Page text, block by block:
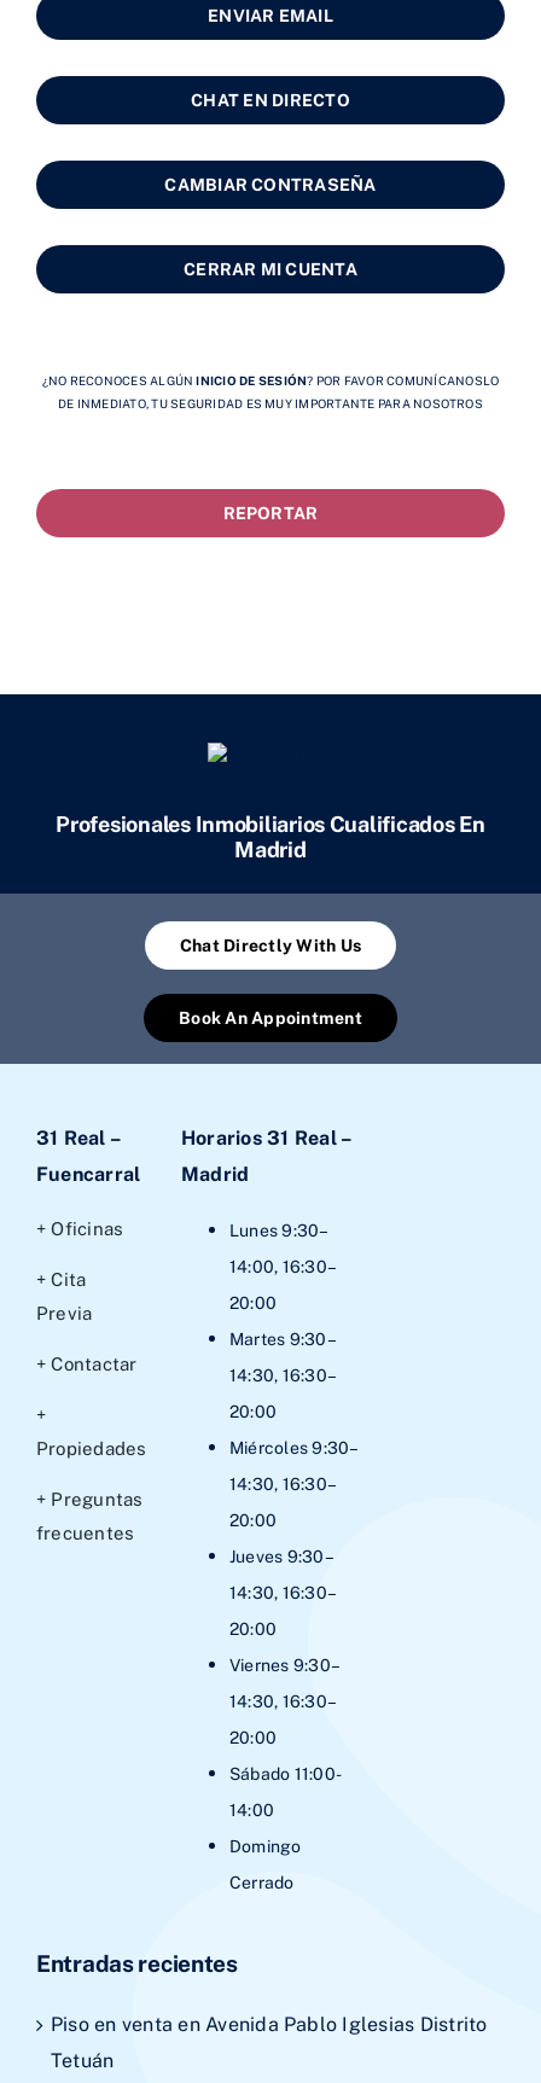
ENVIAR EMAIL
CHAT EN DIRECTO
CAMBIAR CONTRASEÑA
CERRAR MI CUENTA
¿NO RECONOCES ALGÚNINICIO DE SESIÓN? POR FAVOR COMUNÍCANOSLO
DE INMEDIATO, TU SEGURIDAD ES MUY IMPORTANTE PARA NOSOTROS
REPORTAR
Profesionales Inmobiliarios Cualificados En
Madrid
Chat Directly With Us
Book An Appointment
31 Real –
Fuencarral
+ Oficinas
+ Cita
Previa
+ Contactar
+
Propiedades
+ Preguntas
frecuentes
Horarios 31 Real –
Madrid
Lunes 9:30–
14:00, 16:30–
20:00
Martes 9:30–
14:30, 16:30–
20:00
Miércoles 9:30–
14:30, 16:30–
20:00
Jueves 9:30–
14:30, 16:30–
20:00
Viernes 9:30–
14:30, 16:30–
20:00
Sábado 11:00-
14:00
Domingo
Cerrado
Entradas recientes
Piso en venta en Avenida Pablo Iglesias Distrito
Tetuán